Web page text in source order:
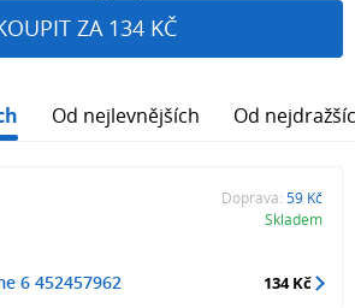
ZA 134 KČ
Od nejlevnějších Od
6 452457962
Doprava: 59 Kč
Skladem
134 Kč